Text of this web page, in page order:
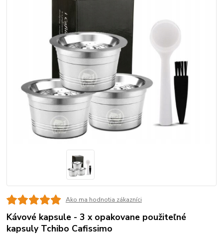
Ako ma hodnotia zákazníci
Kávové kapsule - 3 x opakovane použiteľné
kapsuly Tchibo Cafissimo